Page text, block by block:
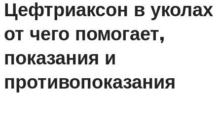
Цефтриаксон в уколах
от чего помогает,
показания и
противопоказания